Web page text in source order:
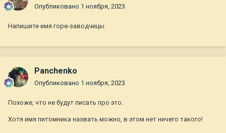
Опубликовано 1 ноября, 2023
Напишите имя горе-заводчицы
Panchenko
Опубликовано 1 ноября, 2023
Похоже, что не будут писать про это.
Хотя имя питомника назвать можно, в этом нет ничего такого!